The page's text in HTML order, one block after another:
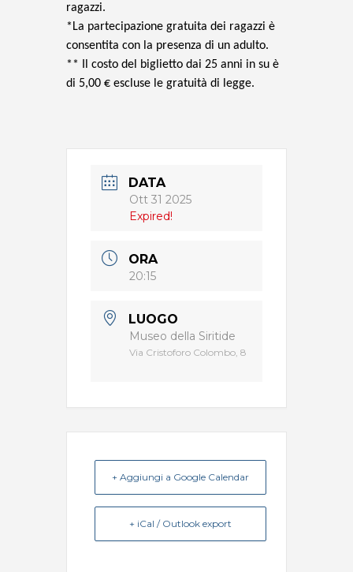
ragazzi.
*La partecipazione gratuita dei ragazzi è
consentita con la presenza di un adulto.
** Il costo del biglietto dai 25 anni in su è
di 5,00 € escluse le gratuità di legge.
DATA
Ott 31 2025
Expired!
ORA
20:15
LUOGO
Museo della Siritide
Via Cristoforo Colombo, 8
+ Aggiungi a Google Calendar
+ iCal / Outlook export